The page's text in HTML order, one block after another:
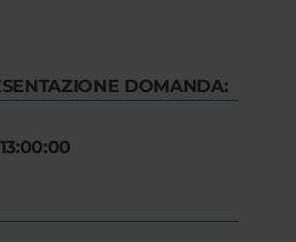
DOMANDA: